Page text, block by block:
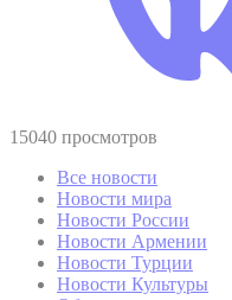
15040 просмотров
Все новости
Новости мира
Новости России
Новости Армении
Новости Турции
Новости Культуры